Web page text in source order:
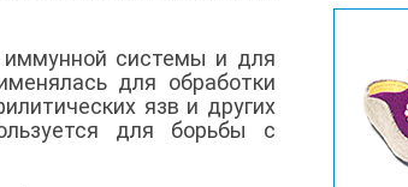
иммунной системы и для
для обработки
язв и других
для борьбы с